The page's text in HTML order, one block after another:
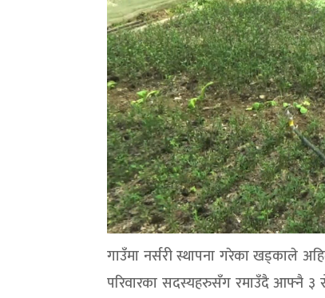
गाउँमा नर्सरी स्थापना गरेका खड्काले
परिवारका सदस्यहरुसँग रमाउँदै आफ्नै ३